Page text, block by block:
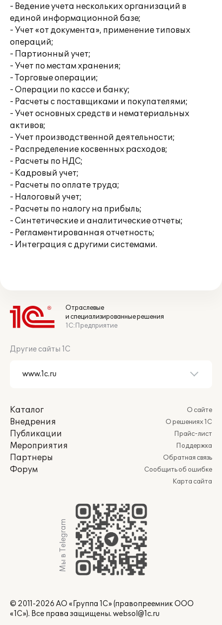
- Ведение учета нескольких организаций в
единой информационной базе;
- Учет «от документа», применение типовых
операций;
- Партионный учет;
- Учет по местам хранения;
- Торговые операции;
- Операции по кассе и банку;
- Расчеты с поставщиками и покупателями;
- Учет основных средств и нематериальных
активов;
- Учет производственной деятельности;
- Распределение косвенных расходов;
- Расчеты по НДС;
- Кадровый учет;
- Расчеты по оплате труда;
- Налоговый учет;
- Расчеты по налогу на прибыль;
- Синтетические и аналитические отчеты;
- Регламентированная отчетность;
- Интеграция с другими системами.
Отраслевые
и специализированные решения
1С:Предприятие
Другие сайты 1С
Каталог
Внедрения
Публикации
Мероприятия
Партнеры
Форум
О сайте
О решениях 1С
Прайс-лист
Поддержка
Обратная связь
Сообщить об ошибке
Карта сайта
Мы в Telegram
© 2011-2026 АО «Группа 1С» (правопреемник ООО
«1С»). Все права защищены. websol@1c.ru